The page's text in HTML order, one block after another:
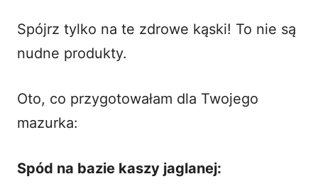
Spójrz tylko na te zdrowe kąski! To nie są
nudne produkty.
Oto, co przygotowałam dla Twojego
mazurka:
Spód na bazie kaszy jaglanej: